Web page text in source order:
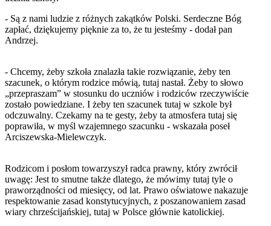
- Są z nami ludzie z różnych zakątków Polski. Serdeczne Bóg
zapłać, dziękujemy pięknie za to, że tu jesteśmy - dodał pan
Andrzej.
- Chcemy, żeby szkoła znalazła takie rozwiązanie, żeby ten
szacunek, o którym rodzice mówią, tutaj nastał. Żeby to słowo
„przepraszam” w stosunku do uczniów i rodziców rzeczywiście
zostało powiedziane. I żeby ten szacunek tutaj w szkole był
odczuwalny. Czekamy na te gesty, żeby ta atmosfera tutaj się
poprawiła, w myśl wzajemnego szacunku - wskazała poseł
Arciszewska-Mielewczyk.
Rodzicom i posłom towarzyszył radca prawny, który zwrócił
uwagę: Jest to smutne także dlatego, że mówimy tutaj tyle o
praworządności od miesięcy, od lat. Prawo oświatowe nakazuje
respektowanie zasad konstytucyjnych, z poszanowaniem zasad
wiary chrześcijańskiej, tutaj w Polsce głównie katolickiej.